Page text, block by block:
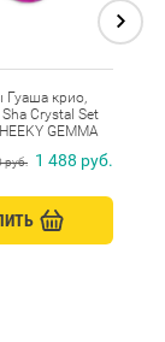
Гуаша крио,
Crystal Set
GEMMA
руб. 1 488 руб.